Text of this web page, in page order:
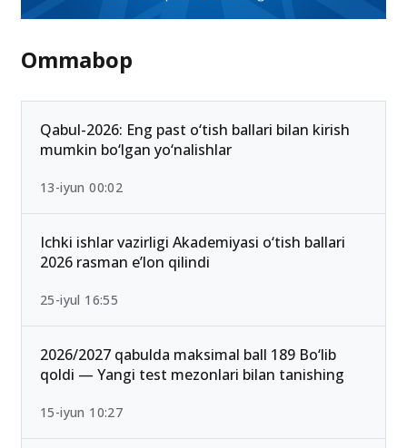
Ommabop
Qabul-2026: Eng past o‘tish ballari bilan kirish
mumkin bo‘lgan yo‘nalishlar
13-iyun 00:02
Ichki ishlar vazirligi Akademiyasi o‘tish ballari
2026 rasman e’lon qilindi
25-iyul 16:55
2026/2027 qabulda maksimal ball 189 Bo‘lib
qoldi — Yangi test mezonlari bilan tanishing
15-iyun 10:27